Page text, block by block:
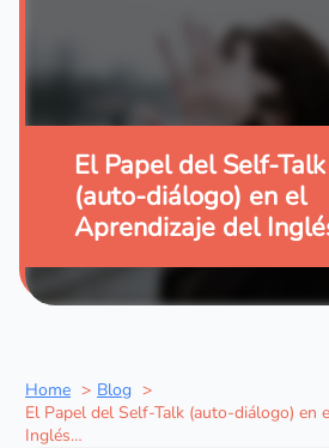
El Papel del Self-Talk
(auto-diálogo) en el
Aprendizaje del
Home
Blog
El Papel del Self-Talk (auto-diálogo) en
Inglés…